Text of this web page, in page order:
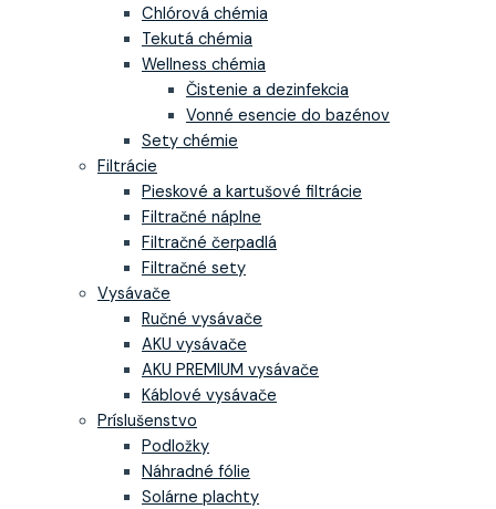
Chlórová chémia
Tekutá chémia
Wellness chémia
Čistenie a dezinfekcia
Vonné esencie do bazénov
Sety chémie
Filtrácie
Pieskové a kartušové filtrácie
Filtračné náplne
Filtračné čerpadlá
Filtračné sety
Vysávače
Ručné vysávače
AKU vysávače
AKU PREMIUM vysávače
Káblové vysávače
Príslušenstvo
Podložky
Náhradné fólie
Solárne plachty